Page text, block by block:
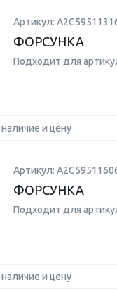
Артикул:
ФОРСУНКА
Подходит для
и цену
Артикул:
ФОРСУНКА
Подходит для
и цену